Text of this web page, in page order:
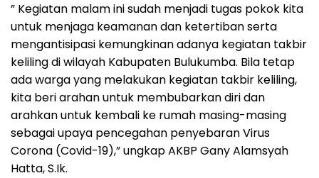
” Kegiatan malam ini sudah menjadi tugas pokok kita
untuk menjaga keamanan dan ketertiban serta
mengantisipasi kemungkinan adanya kegiatan takbir
keliling di wilayah Kabupaten Bulukumba. Bila tetap
ada warga yang melakukan kegiatan takbir keliling,
kita beri arahan untuk membubarkan diri dan
arahkan untuk kembali ke rumah masing-masing
sebagai upaya pencegahan penyebaran Virus
Corona (Covid-19),” ungkap AKBP Gany Alamsyah
Hatta, S.Ik.